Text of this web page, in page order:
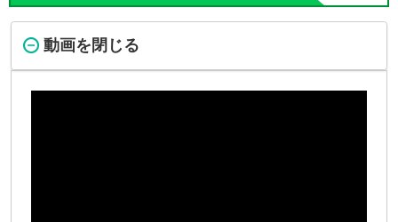
動画を閉じる